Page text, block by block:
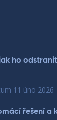
ho
11 úno 2026
řešení a